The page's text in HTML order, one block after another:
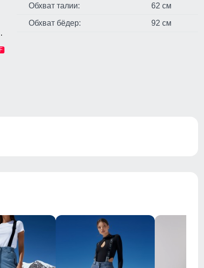
Обхват талии: 62 см
Обхват бёдер: 92 см